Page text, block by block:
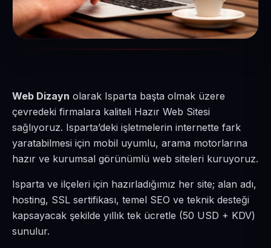
Web Dizayn olarak Isparta başta olmak üzere
çevredeki firmalara kaliteli Hazır Web Sitesi
sağlıyoruz. Isparta’deki işletmelerin internette fark
yaratabilmesi için mobil uyumlu, arama motorlarına
hazır ve kurumsal görünümlü web siteleri kuruyoruz.
Isparta ve ilçeleri için hazırladığımız her site; alan adı,
hosting, SSL sertifikası, temel SEO ve teknik desteği
kapsayacak şekilde yıllık tek ücretle (50 USD + KDV)
sunulur.